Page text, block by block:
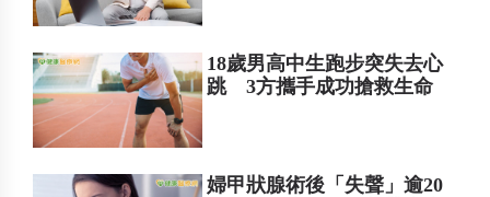
18歲男高中生跑步突失去心
跳 3方攜手成功搶救生命
婦甲狀腺術後「失聲」逾20